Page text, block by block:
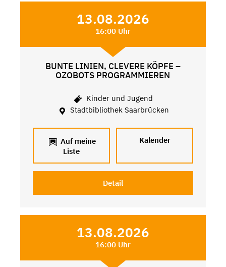
13.08.2026
16:00 Uhr
BUNTE LINIEN, CLEVERE KÖPFE –
OZOBOTS PROGRAMMIEREN
Kinder und Jugend
Stadtbibliothek Saarbrücken
Auf meine
Liste
Kalender
Detail
13.08.2026
16:00 Uhr